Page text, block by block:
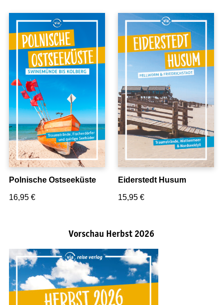
Polnische Ostseeküste
16,95 €
Eiderstedt Husum
15,95€
Vorschau Herbst 2026